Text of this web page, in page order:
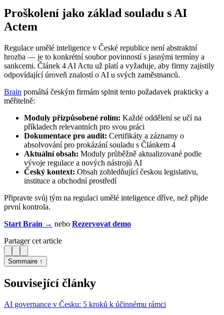
Proškolení jako základ souladu s AI
Actem
Regulace umělé inteligence v České republice není abstraktní
hrozba — je to konkrétní soubor povinností s jasnými termíny a
sankcemi. Článek 4 AI Actu už platí a vyžaduje, aby firmy zajistily
odpovídající úroveň znalostí o AI u svých zaměstnanců.
Brain pomáhá českým firmám splnit tento požadavek prakticky a
měřitelně:
Moduly přizpůsobené rolím: Každé oddělení se učí na
příkladech relevantních pro svou práci
Dokumentace pro audit: Certifikáty a záznamy o
absolvování pro prokázání souladu s Článkem 4
Aktuální obsah: Moduly průběžně aktualizované podle
vývoje regulace a nových nástrojů AI
Český kontext: Obsah zohledňující českou legislativu,
instituce a obchodní prostředí
Připravte svůj tým na regulaci umělé inteligence dříve, než přijde
první kontrola.
Start Brain → nebo Rezervovat demo
Partager cet article
Sommaire ↑
Související články
AI governance v Česku: 5 kroků k účinnému rámci